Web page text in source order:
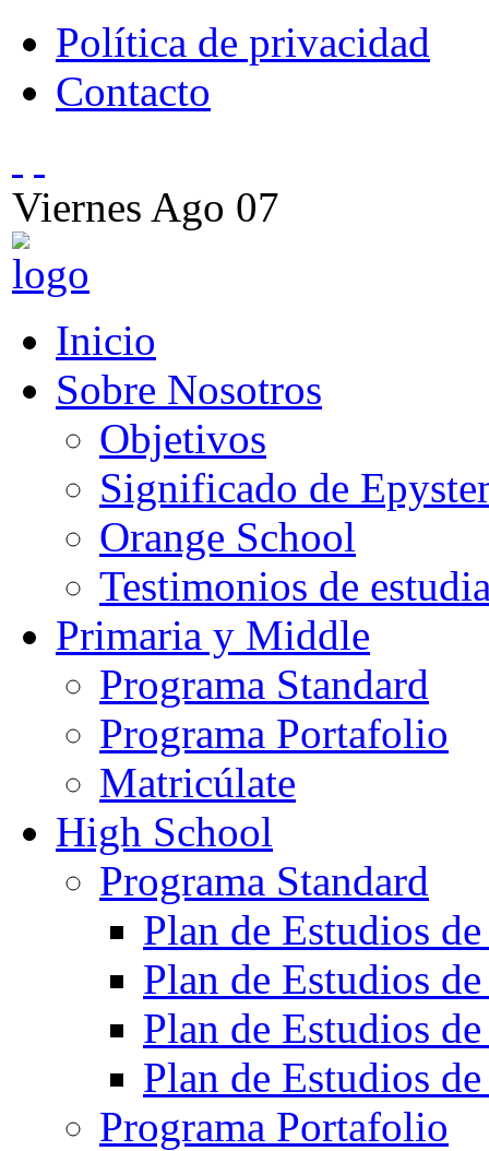
Política de privacidad
Contacto
Viernes Ago 07
Inicio
Sobre Nosotros
Objetivos
Significado de
Orange School
Testimonios de
Primaria y Middle
Programa Standard
Programa Portafolio
Matricúlate
High School
Programa Standard
Plan de Estudios de
Plan de Estudios de
Plan de Estudios de
Plan de Estudios de
Programa Portafolio